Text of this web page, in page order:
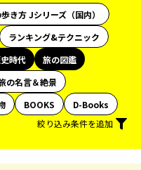
き方 Jシリーズ（国内）
ランキング&テクニック
時代
旅の図鑑
の名言＆絶景
BOOKS
D-Books
絞り込み条件を追加